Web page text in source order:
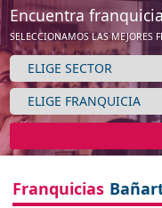
Encuentra
SELECCIONAMOS LAS MEJORES
Franquicias